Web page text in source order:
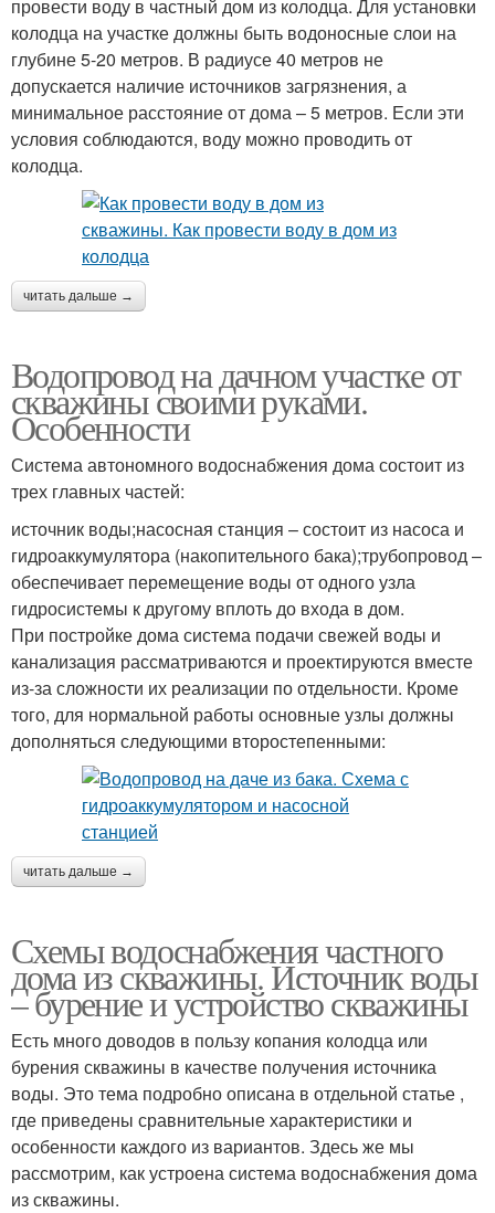
провести воду в частный дом из колодца. Для установки
колодца на участке должны быть водоносные слои на
глубине 5-20 метров. В радиусе 40 метров не
допускается наличие источников загрязнения, а
минимальное расстояние от дома – 5 метров. Если эти
условия соблюдаются, воду можно проводить от
колодца.
читать дальше →
Водопровод на дачном участке от
скважины своими руками.
Особенности
Система автономного водоснабжения дома состоит из
трех главных частей:
источник воды;насосная станция – состоит из насоса и
гидроаккумулятора (накопительного бака);трубопровод –
обеспечивает перемещение воды от одного узла
гидросистемы к другому вплоть до входа в дом.
При постройке дома система подачи свежей воды и
канализация рассматриваются и проектируются вместе
из-за сложности их реализации по отдельности. Кроме
того, для нормальной работы основные узлы должны
дополняться следующими второстепенными:
читать дальше →
Схемы водоснабжения частного
дома из скважины. Источник воды
– бурение и устройство скважины
Есть много доводов в пользу копания колодца или
бурения скважины в качестве получения источника
воды. Это тема подробно описана в отдельной статье ,
где приведены сравнительные характеристики и
особенности каждого из вариантов. Здесь же мы
рассмотрим, как устроена система водоснабжения дома
из скважины.